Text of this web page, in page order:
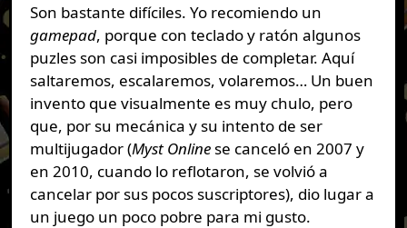
Son bastante difíciles. Yo recomiendo un
gamepad, porque con teclado y ratón algunos
puzles son casi imposibles de completar. Aquí
saltaremos, escalaremos, volaremos… Un buen
invento que visualmente es muy chulo, pero
que, por su mecánica y su intento de ser
multijugador (Myst Onlinese canceló en 2007 y
en 2010, cuando lo reflotaron, se volvió a
cancelar por sus pocos suscriptores), dio lugar a
un juego un poco pobre para mi gusto.